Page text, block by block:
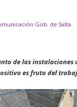
Gob. de Salta
de las instalaciones
es fruto del